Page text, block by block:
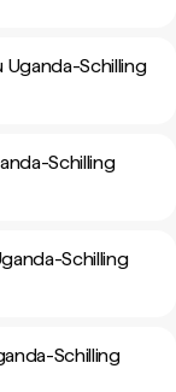
Schilling
Schilling
Schilling
Schilling